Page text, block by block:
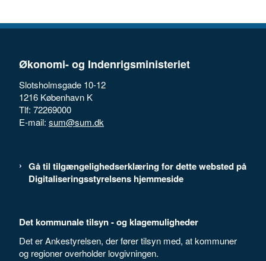
Økonomi- og Indenrigsministeriet
Slotsholmsgade 10-12
1216 København K
Tlf: 72269000
E-mail: sum@sum.dk
Gå til tilgængelighedserklæring for dette websted på
Digitaliseringsstyrelsens hjemmeside
Det kommunale tilsyn - og klagemuligheder
Det er Ankestyrelsen, der fører tilsyn med, at kommuner
og regioner overholder lovgivningen.